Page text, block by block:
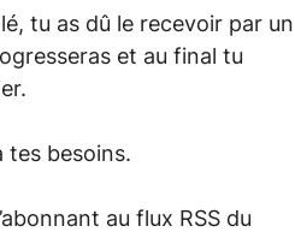
tu as dû le recevoir par un
et au final tu
tes besoins.
au flux RSS du